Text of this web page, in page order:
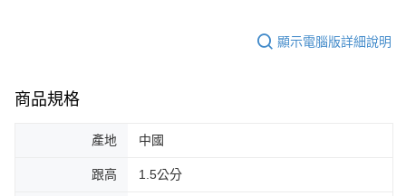
顯示電腦版詳細說明
商品規格
產地 中國
跟高 1.5公分